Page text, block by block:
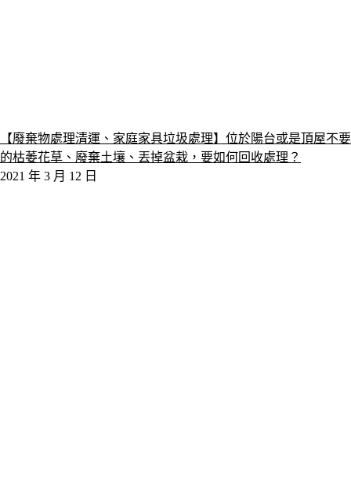
【廢棄物處理清運、家庭家具垃圾處理】位於陽台或是頂屋不要
的枯萎花草、廢棄土壤、丟掉盆栽，要如何回收處理？
2021 年 3 月 12 日